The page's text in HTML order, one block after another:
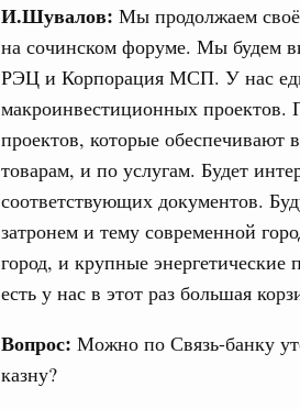
И.Шувалов: Мы продолжаем своё
на сочинском форуме. Мы будем
РЭЦ и Корпорация МСП. У нас
макроинвестиционных проектов.
проектов, которые обеспечивают
товарам, и по услугам. Будет
соответствующих документов.
затронем и тему современной
город, и крупные
есть у нас в этот раз большая
Вопрос: Можно по Связь-банку
казну?